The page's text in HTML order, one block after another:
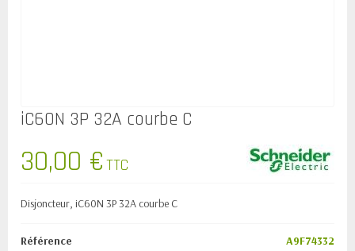
iC60N 3P 32A courbe C
30,00 €TTC
Disjoncteur, iC60N 3P 32A courbe C
Référence A9F74332